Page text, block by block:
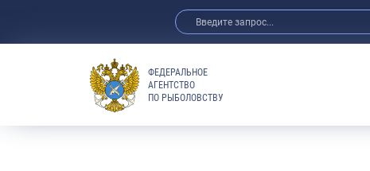
ФЕДЕРАЛЬНОЕ
АГЕНТСТВО
ПО РЫБОЛОВСТВУ